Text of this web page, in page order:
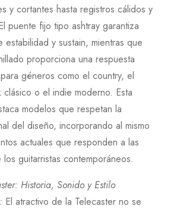
y cortantes hasta registros cálidos y
puente fijo tipo ashtray garantiza
estabilidad y sustain, mientras que
proporciona una respuesta
géneros como el country, el
o el indie moderno. Esta
modelos que respetan la
del diseño, incorporando al mismo
actuales que responden a las
guitarristas contemporáneos.
Historia, Sonido y Estilo
: El atractivo de la Telecaster no se